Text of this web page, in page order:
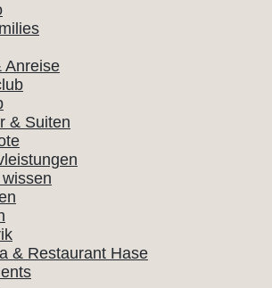
Anreise
& Suiten
& Restaurant Hase